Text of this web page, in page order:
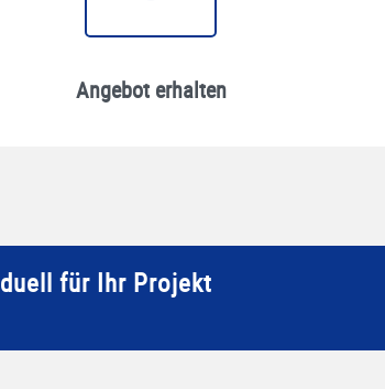
Angebot erhalten
für Ihr Projekt